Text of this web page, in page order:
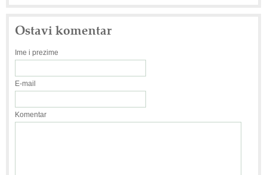
Ostavi komentar
Ime i prezime
E-mail
Komentar